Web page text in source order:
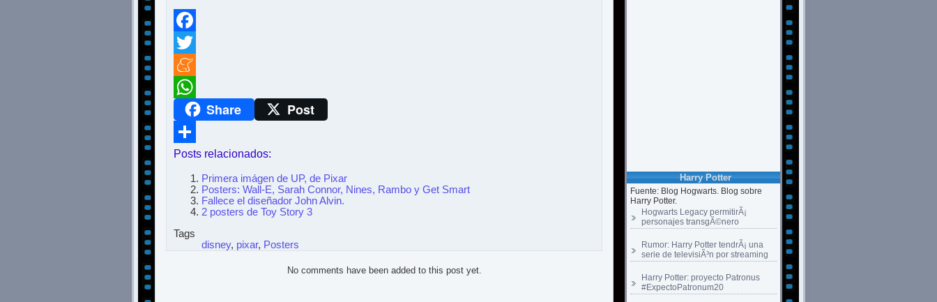
Harry Potter
Fuente: Blog Hogwarts. Blog sobre
Harry Potter.
Hogwarts Legacy permitirÃ¡
personajes transgÃ©nero
Rumor: Harry Potter tendrÃ¡ una
serie de televisiÃ³n por streaming
Harry Potter: proyecto Patronus
#ExpectoPatronum20
Facebook
Twitter
Meneame
WhatsAppShare Post
Compartir
Posts relacionados:
Primera imágen de UP, de Pixar
Posters: Wall-E, Sarah Connor, Nines, Rambo y Get Smart
Fallece el diseñador John Alvin.
2 posters de Toy Story 3
Tags
disney, pixar, Posters
No comments have been added to this post yet.